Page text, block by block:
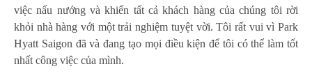
việc nấu nướng và khiến tất cả khách hàng của chúng tôi rời
khỏi nhà hàng với một trải nghiệm tuyệt vời. Tôi rất vui vì Park
Hyatt Saigon đã và đang tạo mọi điều kiện để tôi có thể làm tốt
nhất công việc của mình.